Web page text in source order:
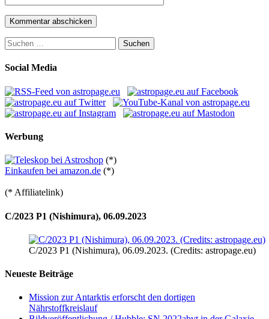
Suchen
nach:
Social Media
Werbung
(*)
Einkaufen bei amazon.de (*)
(* Affiliatelink)
C/2023 P1 (Nishimura), 06.09.2023
C/2023 P1 (Nishimura), 06.09.2023. (Credits: astropage.eu)
Neueste Beiträge
Mission zur Antarktis erforscht den dortigen
Nährstoffkreislauf